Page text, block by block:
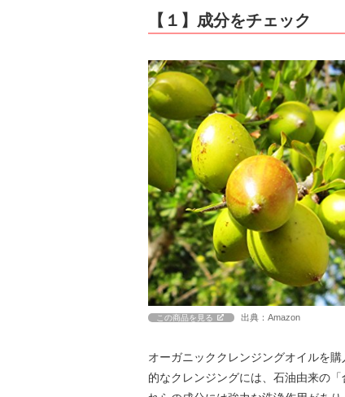
【１】成分をチェック
この商品を見る 出典：Amazon
オーガニッククレンジングオイルを
的なクレンジングには、石油由来の